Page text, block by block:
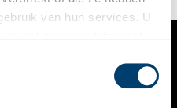
van hun services. U